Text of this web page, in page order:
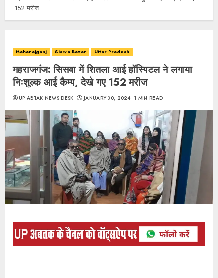
152 मरीज
Maharajganj Siswa Bazar Uttar Pradesh
महराजगंज: सिसवा में शितला आई हॉस्पिटल ने लगाया
निःशुल्क आई कैम्प, देखे गए 152 मरीज
UP ABTAK NEWS DESK JANUARY 30, 2024 1 MIN READ